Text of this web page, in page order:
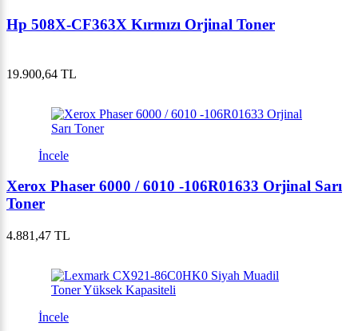
Hp 508X-CF363X Kırmızı Orjinal Toner
19.900,64 TL
İncele
Xerox Phaser 6000 / 6010 -106R01633 Orjinal Sarı
Toner
4.881,47 TL
İncele